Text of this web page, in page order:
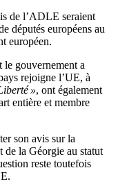
de l’ADLE seraient
députés européens au
européen.
le gouvernement a
rejoigne l’UE, à
», ont également
entière et membre
son avis sur la
de la Géorgie au statut
reste toutefois